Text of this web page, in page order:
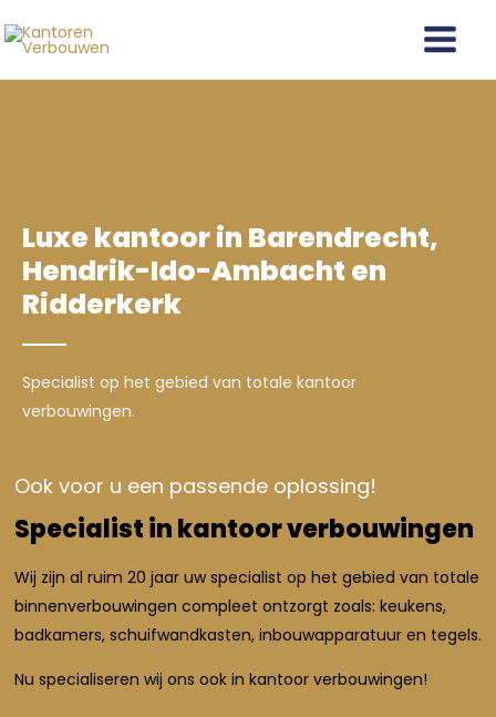
naar
Main
Menu
Luxe kantoor in Barendrecht,
Hendrik-Ido-Ambacht en
Ridderkerk
Specialist op het gebied van totale kantoor
verbouwingen.
Ook voor u een passende oplossing!
Specialist in kantoor verbouwingen
Wij zijn al ruim 20 jaar uw specialist op het gebied van totale
binnenverbouwingen compleet ontzorgt zoals: keukens,
badkamers, schuifwandkasten, inbouwapparatuur en tegels.
Nu specialiseren wij ons ook in kantoor verbouwingen!